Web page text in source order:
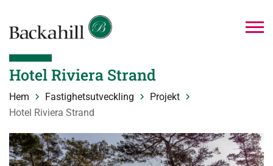
Hotel Riviera Strand
Hem Fastighetsutveckling
Projekt
Hotel Riviera Strand